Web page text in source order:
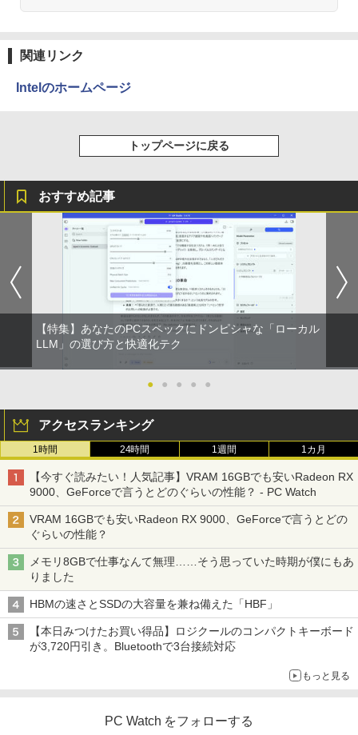
定済み キーボードとマウス付属 超薄型 1
￥42,800
3
8GB/256GB SSD Windows 11 Pro 超小
型デスクトップPC
￥75,700
4
【エントリーでポイント100％還元のチ
ャンス】GMKtec ミニPC AMD Ryzen 5
7640HS 6コア12スレッド MAX5.0GHz D
CIe3.0 M.2 2280 SSD1TB/最大2×8TB U
SB4 Bluetooth5.2 2.5Gbps LAN*2 VES
面出力 M6 Ultra
￥91,999
【中古パソコン】Apple iMac 24inch M
GPC3J/A A2438 4.5K 2021 一体型 Touc
h ID [Apple M1 8コア メモリ16GB SSD
]:美品
PHILIPS モニター 23.6インチ 243V5 VA
￥6,600
富士通 17型 SXGA VL-17ESS 液晶ディ
スプレイ 1280×1024 スピーカー内蔵 ブ
ルーライト低減 DVI-D パソコン用ディス
プレイ モニター 未使用品 新古品 送料無
料
8/11まで】 ASUS｜エイスース PCモニ
ター Eye Care ブラック VP227HF [21.4
5型 /フルHD(1920×1080) /ワイド /100H
￥10,980
12月11日発売予定】 わやまやま 夢中さ
君に カラオケ行こ ファミレス行こ 特典
月がきれいな夜に、誰かに思い出してほ
しかった [ 川代紗生 ]
￥1,760
5
【中古】 ドカベン 全48巻完結 [コミック
セット]
￥23,142
Anker Soundcore Liberty 5 ミッドナイトブ
ラック
￥14,990
【2026年アップグレード版】AOKIMI ワイヤ
レスイヤホン bluetooth イヤホン V12 小型
軽量 ブルートゥースHi-Fi 最大36時間再生 ぶ
るーとゅーす コードレス ENCノイズキャン
セリング 自動ペアリング Type-C充電 マイク
付き 防水 タッチ式音量調整 スポーツ/通勤/通
学/WEB会議(ホワイト)
￥1,964
レスイヤホン Bluetooth 5.4 ノイズキャンセ
リング ANC 36時間再生
￥3,480
￥250
見知らぬ糸
On My Road (Stadium ver.)
￥250
On My Road (Stadium ver.)
￥250
ットル (Smart Basic)
by Amazon 天然水ラベルレス 2L×9本
by Amazon 炭酸水 ラベルレス 500ml ×24本
強炭酸水 ペットボトル 500ミリリットル (Sm
art Basic)
￥1,625
コカ・コーラ やかんの麦茶 from 爽健美茶 ラ
ベルレス 650mlPET×24本
￥832
ONE PIECE モノクロ版 115 (ジャンプコミッ
クスDIGITAL)
￥594
HUNTER×HUNTER モノクロ版 39 (ジャンプ
コミックスDIGITAL)
￥572
スーパーの裏でヤニ吸うふたり 9巻 (デジタル
￥810
関連リンク
Intelのホームページ
トップページに戻る
おすすめ記事
【特集】あなたのPCスペックにドンピシャな「ローカル
LLM」の選び方と快適化テク
● ● ● ● ●
アクセスランキング
1時間 24時間 1週間 1カ月
【今すぐ読みたい！人気記事】VRAM 16GBでも安いRadeon RX
9000、GeForceで言うとどのぐらいの性能？ - PC Watch
VRAM 16GBでも安いRadeon RX 9000、GeForceで言うとどの
ぐらいの性能？
メモリ8GBで仕事なんて無理……そう思っていた時期が僕にもあ
りました
HBMの速さとSSDの大容量を兼ね備えた「HBF」
【本日みつけたお買い得品】ロジクールのコンパクトキーボード
が3,720円引き。Bluetoothで3台接続対応
もっと見る
PC Watch をフォローする